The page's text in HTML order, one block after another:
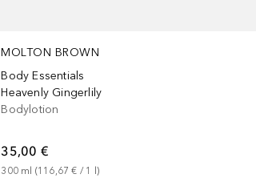
MOLTON BROWN
Body Essentials
Heavenly Gingerlily
Bodylotion
35,00 €
300 ml (116,67 € / 1 )